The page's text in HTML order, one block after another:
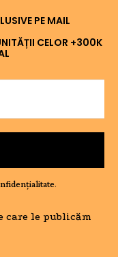
PE MAIL
CELOR +300K
.
care le publicăm